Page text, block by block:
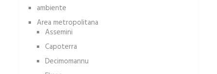
ambiente
Area metropolitana
Assemini
Capoterra
Decimomannu